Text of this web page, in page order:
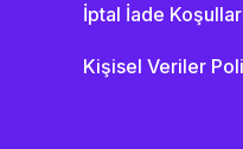
İptal İade
Kişisel Veriler